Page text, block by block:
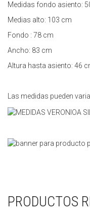
Medidas fondo asiento:
Medias alto: 103 cm
Fondo : 78 cm
Ancho: 83 cm
Altura hasta asiento: 46
Las medidas pueden
PRODUCTOS